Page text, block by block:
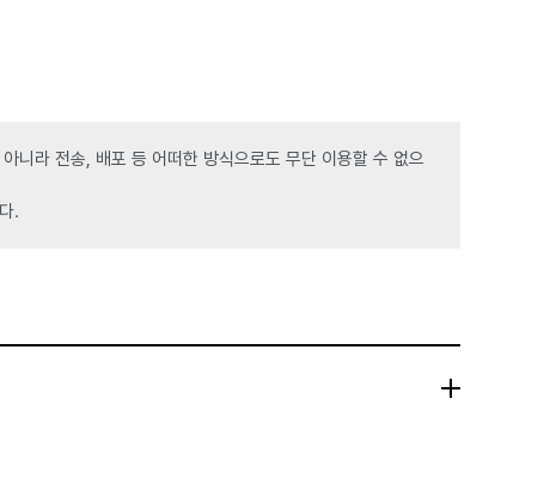
니라 전송, 배포 등 어떠한 방식으로도 무단 이용할 수 없으
.